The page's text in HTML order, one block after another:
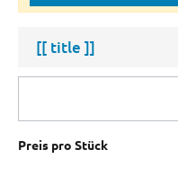
[[ title ]]
Preis pro Stück